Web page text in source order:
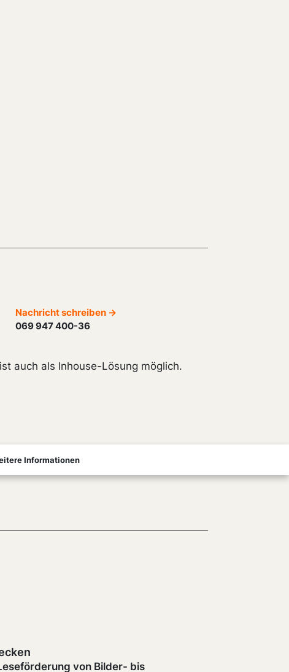
Nachricht schreiben →
069 947 400-36
auch als Inhouse-Lösung möglich.
Informationen
von Bilder- bis